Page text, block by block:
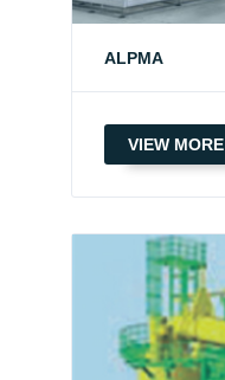
ALPMA
VIEW MORE